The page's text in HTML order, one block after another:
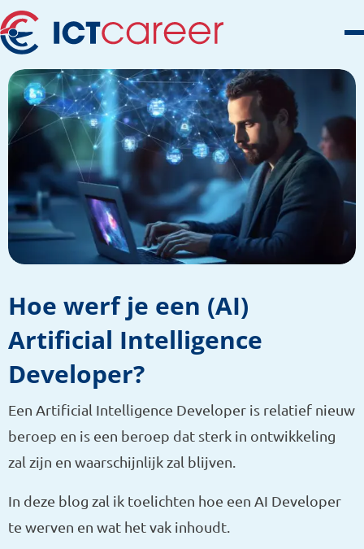
Hoe werf je een (AI)
Artificial Intelligence
Developer?
Een Artificial Intelligence Developer is relatief nieuw
beroep en is een beroep dat sterk in ontwikkeling
zal zijn en waarschijnlijk zal blijven.
In deze blog zal ik toelichten hoe een AI Developer
te werven en wat het vak inhoudt.